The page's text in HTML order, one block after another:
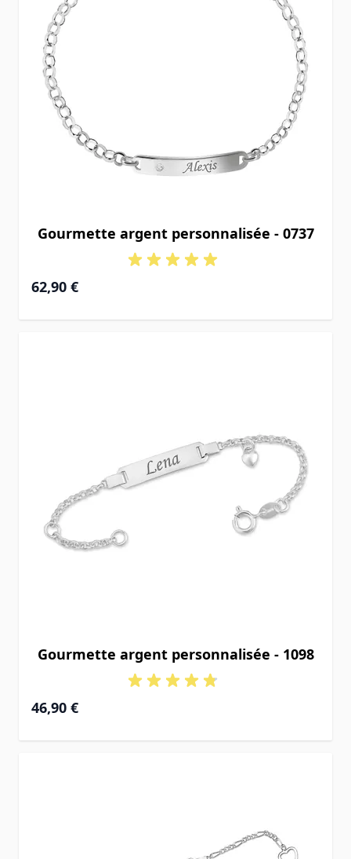
Gourmette argent personnalisée - 0737
62,90 €
Gourmette argent personnalisée - 1098
À partir de
46,90 €